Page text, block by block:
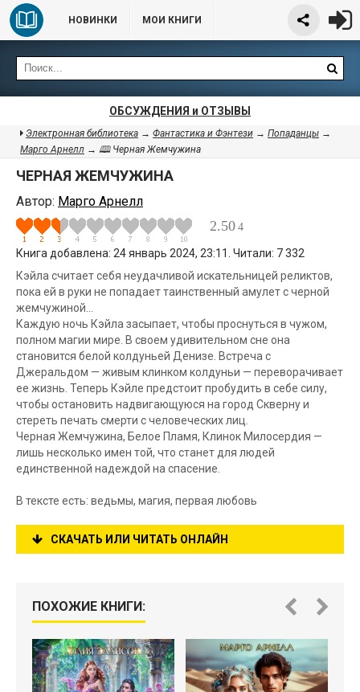
НОВИНКИ МОИ КНИГИ
ОБСУЖДЕНИЯ и ОТЗЫВЫ
Электронная библиотека → Фантастика и Фэнтези → Попаданцы →
Марго Арнелл → 🕮 Черная Жемчужина
ЧЕРНАЯ ЖЕМЧУЖИНА
Автор: Марго Арнелл
2.50 4
Книга добавлена: 24 январь 2024, 23:11. Читали: 7 332
Кэйла считает себя неудачливой искательницей реликтов,
пока ей в руки не попадает таинственный амулет с черной
жемчужиной…
Каждую ночь Кэйла засыпает, чтобы проснуться в чужом,
полном магии мире. В своем удивительном сне она
становится белой колдуньей Денизе. Встреча с
Джеральдом — живым клинком колдуньи — переворачивает
ее жизнь. Теперь Кэйле предстоит пробудить в себе силу,
чтобы остановить надвигающуюся на город Скверну и
стереть печать смерти с человеческих лиц.
Черная Жемчужина, Белое Пламя, Клинок Милосердия —
лишь несколько имен той, что станет для людей
единственной надеждой на спасение.
В тексте есть: ведьмы, магия, первая любовь
СКАЧАТЬ ИЛИ ЧИТАТЬ ОНЛАЙН
ПОХОЖИЕ КНИГИ: